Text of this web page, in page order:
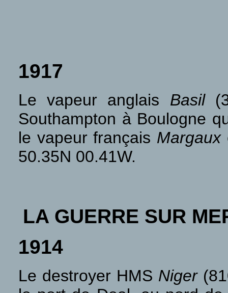
1917
Le vapeur anglais Basil
Southampton à Boulogne
le vapeur français Margaux
50.35N 00.41W.
LA GUERRE SUR
1914
Le destroyer HMS Niger